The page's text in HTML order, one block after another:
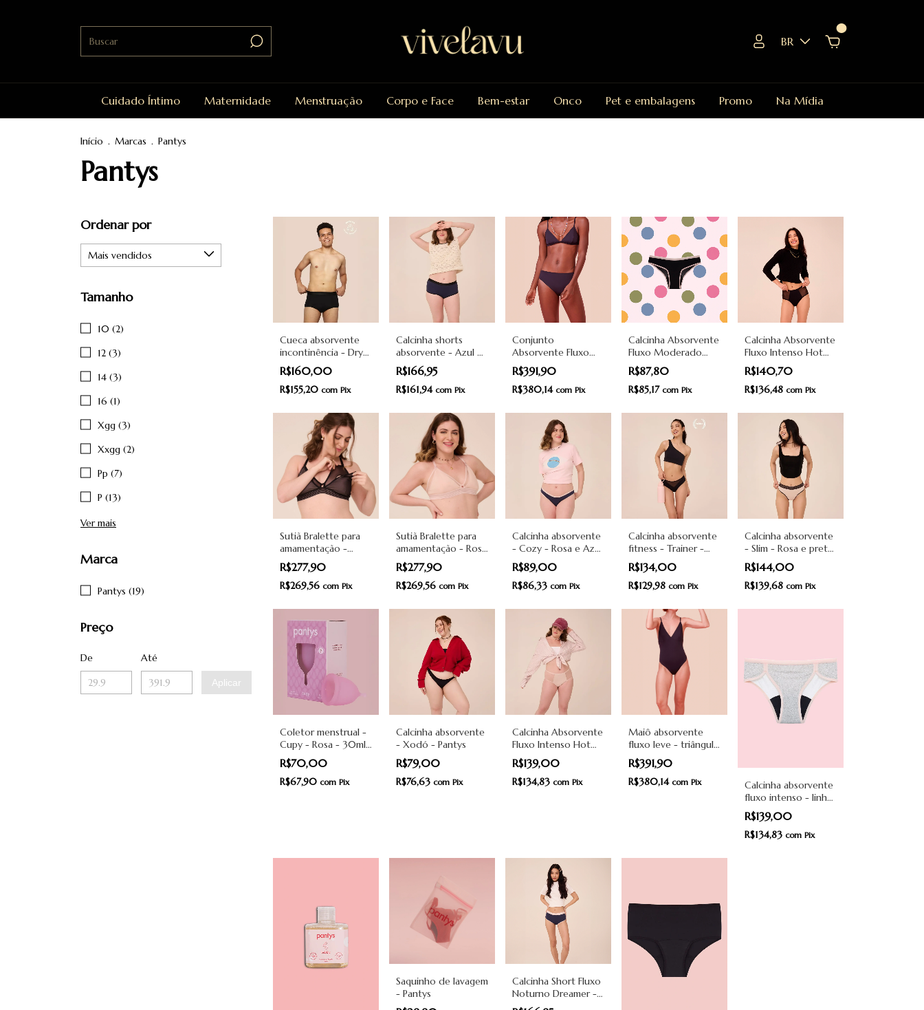
BR
Cuidado Íntimo Maternidade Menstruação Corpo e Face Bem-estar Onco Pet e embalagens Promo Na Mídia
Início . Marcas . Pantys
Pantys
Ordenar por
Tamanho
10 (2)
12 (3)
14 (3)
16 (1)
Xgg (3)
Xxgg (2)
Pp (7)
P (13)
Ver mais
Marca
Pantys (19)
Preço
De Até
Aplicar
Cueca absorvente
incontinência - Dry
men - Preto - Pantys
R$160,00
R$155,20 com Pix
Calcinha shorts
absorvente - Azul e
preto - Dreamer -
Pantys
R$166,95
R$161,94 com Pix
Conjunto
Absorvente Fluxo
Leve - Triângulo -
Preto - Pantys
R$391,90
R$380,14 com Pix
Calcinha Absorvente
Fluxo Moderado
Comfy - Preto e
Rosa - Pantys
R$87,80
R$85,17 com Pix
Calcinha Absorvente
Fluxo Intenso Hot
Pant - Preto - Pantys
R$140,70
R$136,48 com Pix
Sutiã Bralette para
amamentação -
Preto - Pantys
R$277,90
R$269,56 com Pix
Sutiã Bralette para
amamentação - Rosa
- Pantys
R$277,90
R$269,56 com Pix
Calcinha absorvente
- Cozy - Rosa e Azul
- Pantys
R$89,00
R$86,33 com Pix
Calcinha absorvente
fitness - Trainer -
Preto - Pantys
R$134,00
R$129,98 com Pix
Calcinha absorvente
- Slim - Rosa e preto
- Pantys
R$144,00
R$139,68 com Pix
Coletor menstrual -
Cupy - Rosa - 30ml
- Pantys
R$70,00
R$67,90 com Pix
Calcinha absorvente
- Xodó - Pantys
R$79,00
R$76,63 com Pix
Calcinha Absorvente
Fluxo Intenso Hot
Pant - Rosa - Pantys
R$139,00
R$134,83 com Pix
Maiô absorvente
fluxo leve - triângulo
- Pantys
R$391,90
R$380,14 com Pix
Calcinha absorvente
fluxo intenso - linha
Pink Moon grls -
Pantys
R$139,00
R$134,83 com Pix
Saquinho de lavagem
- Pantys
Calcinha Short Fluxo
Noturno Dreamer -
Azul e Rosa - Pantys